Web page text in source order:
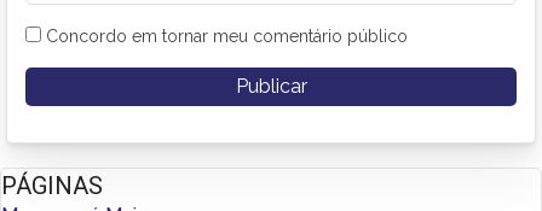
Concordo em tornar meu comentário público
PÁGINAS